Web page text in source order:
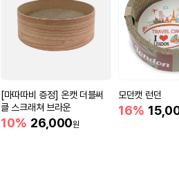
[마따따비 증정] 온캣 더블써
클 스크래쳐 브라운
10% 26,000원
모던캣 런던
16%